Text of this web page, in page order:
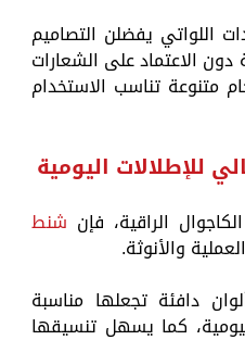
اللواتي يفضلن التصاميم
الاعتماد على الشعارات
متنوعة تناسب الاستخدام
للإطلالات اليومية
الراقية، فإن شنط
والأنوثة.
دافئة تجعلها مناسبة
كما يسهل تنسيقها